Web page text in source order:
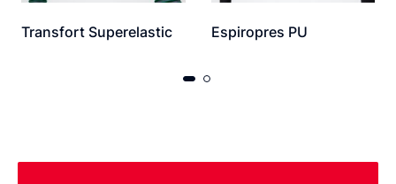
Transfort Superelastic Espiropres PU